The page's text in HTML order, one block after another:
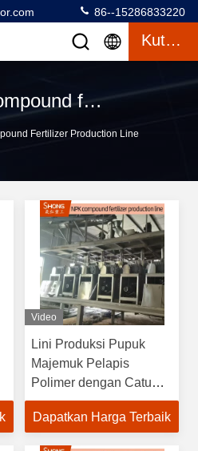
86--15286833220
Kutipan
Kata kunci [ compound fertilizer production line ] Pertandingan 120 Produk
Fertilizer Production Line
Video
Lini Produksi Pupuk
Majemuk Pelapis
Polimer dengan Catu
Daya 380V dan Total
Nutrisi ≥90%
Dapatkan Harga Terbaik